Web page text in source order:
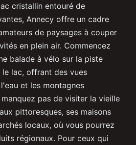
cristallin entouré de
Annecy offre un cadre
de paysages à couper
en plein air. Commencez
balade à vélo sur la piste
lac, offrant des vues
et les montagnes
pas de visiter la vieille
pittoresques, ses maisons
locaux, où vous pourrez
régionaux. Pour ceux qui